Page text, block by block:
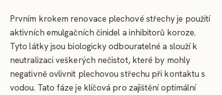
Prvním krokem renovace plechové střechy je použití
aktivních emulgačních činidel a inhibitorů koroze.
Tyto látky jsou biologicky odbouratelné a slouží k
neutralizaci veškerých nečistot, které by mohly
negativně ovlivnit plechovou střechu při kontaktu s
vodou. Tato fáze je klíčová pro zajištění optimální